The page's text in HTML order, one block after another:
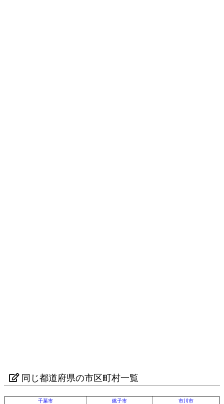
同じ都道府県の市区町村一覧
千葉市 銚子市 市川市